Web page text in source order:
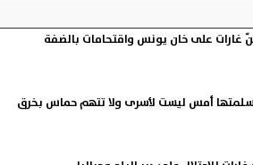
غارات على خان يونس واقتحامات بالضفة
تسلمتها أمس ليست لأسرى ولا تتهم حماس بخرق